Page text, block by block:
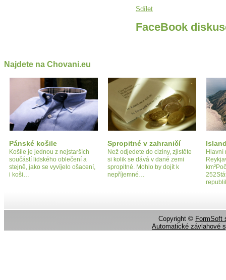
Sdílet
FaceBook
Najdete na Chovani.eu
Pánské košile
Košile je jednou z nejstarších
součástí lidského oblečení a
stejně, jako se vyvíjelo ošacení,
i koši…
Spropitné v zahraničí
Než odjedete do ciziny, zjistěte
si kolik se dává v dané zemi
spropitné. Mohlo by dojít k
nepříjemné…
Hlavní
Copyright © FormSoft
Automatické závlahové